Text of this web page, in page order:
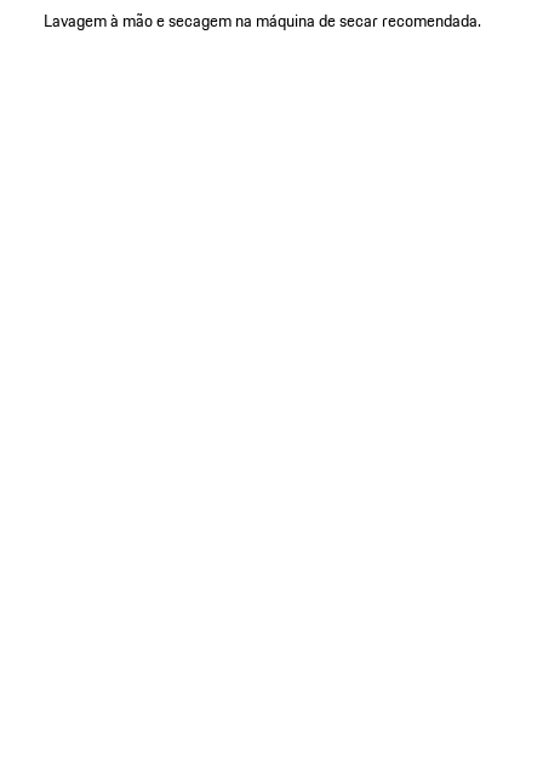
Lavagem à mão e secagem na máquina de secar recomendada.